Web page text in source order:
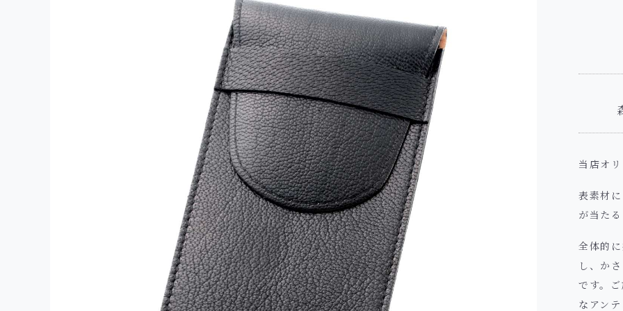
当店オ
表素材
が当た
全体的
し、か
です。
なアン